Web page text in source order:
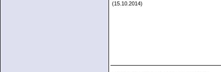
(15.10.2014)